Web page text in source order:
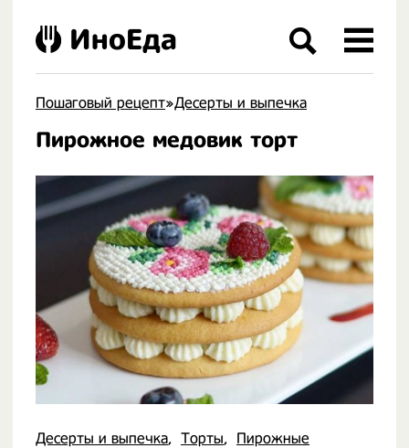
Пошаговый рецепт»Десерты и выпечка
Пирожное медовик торт
Десерты и выпечка Торты Пирожные
ИноЕда